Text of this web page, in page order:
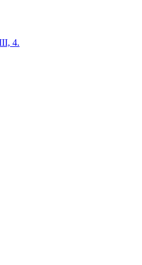
4.